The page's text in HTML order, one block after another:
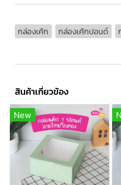
กล่องเค้ก กล่องเค้กปอนด์
สินค้าเกี่ยวข้อง
New